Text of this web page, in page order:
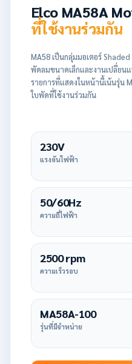
Elco MA58A
ที่ใช้งานร่วมกัน
MA58 เป็นกลุ่มมอเตอร์
พัดลมขนาดเล็กและงานเปลี่ยน
รายการที่แสดงในหน้านี้เน้นรุ่น
ใบพัดที่ใช้งานร่วมกัน
230V
แรงดันไฟฟ้า
50/60Hz
ความถี่ไฟฟ้า
2500 rpm
ความเร็วรอบ
MA58A-100
รุ่นที่มีจำหน่าย